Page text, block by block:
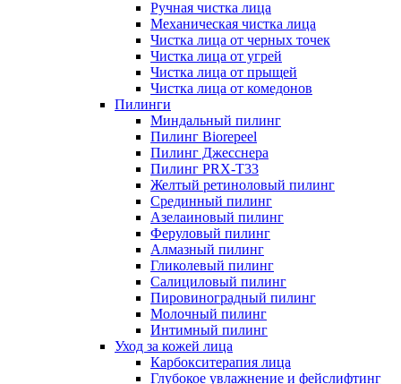
Ручная чистка лица
Механическая чистка лица
Чистка лица от черных точек
Чистка лица от угрей
Чистка лица от прыщей
Чистка лица от комедонов
Пилинги
Миндальный пилинг
Пилинг Biorepeel
Пилинг Джесснера
Пилинг PRX-T33
Желтый ретиноловый пилинг
Срединный пилинг
Азелаиновый пилинг
Феруловый пилинг
Алмазный пилинг
Гликолевый пилинг
Салициловый пилинг
Пировиноградный пилинг
Молочный пилинг
Интимный пилинг
Уход за кожей лица
Карбокситерапия лица
Глубокое увлажнение и фейслифтинг